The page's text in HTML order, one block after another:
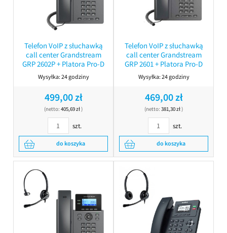
Telefon VoIP z słuchawką
call center Grandstream
GRP 2602P + Platora Pro-D
Wysyłka:24 godziny
499,00 zł
(netto: 405,69 zł)
szt.
do koszyka
Telefon VoIP z słuchawką
call center Grandstream
GRP 2601 + Platora Pro-D
Wysyłka:24 godziny
469,00 zł
(netto: 381,30 zł)
szt.
do koszyka